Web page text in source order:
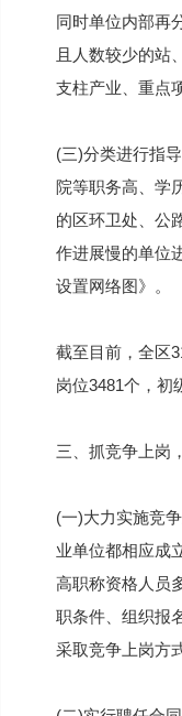
同时单位内部再
且人数较少的站
支柱产业、重点
(三)分类进行指
院等职务高、学
的区环卫处、公
作进展慢的单位
设置网络图》。
截至目前，全区
岗位3481个，初
三、抓竞争上岗
(一)大力实施竞
业单位都相应成
高职称资格人员
职条件、组织报
采取竞争上岗方